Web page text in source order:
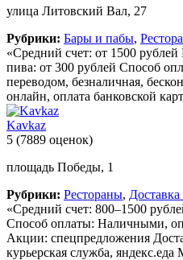
улица Литовский Вал, 27
Рубрики: Бары и пабы,
«Средний счет: от 1500
пива: от 300 рублей Способ
переводом, безналичная,
онлайн, оплата банковской
Kavkaz
5 (7889 оценок)
площадь Победы, 1
Рубрики: Рестораны,
«Средний счет: 800–1500
Способ оплаты: Наличными,
Акции: спецпредложения
курьерская служба,